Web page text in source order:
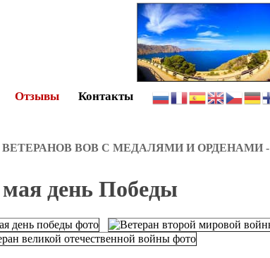
Отзывы Контакты
ВОВ С МЕДАЛЯМИ И ОРДЕНАМИ -
мая день Победы